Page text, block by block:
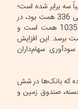
سه برابر شده است؛
در پایان سال 1400 سرمایه ثبتی شبکه بانکی 336 همت بود، در
سال 1401 به 851 همت رسید و اکنون 1035 همت است و
می‌شود تا پایان سال به 1460 همت برسد. این افزایش
سهام‌داران
که بانک‌ها در شش
صندوق زمین و